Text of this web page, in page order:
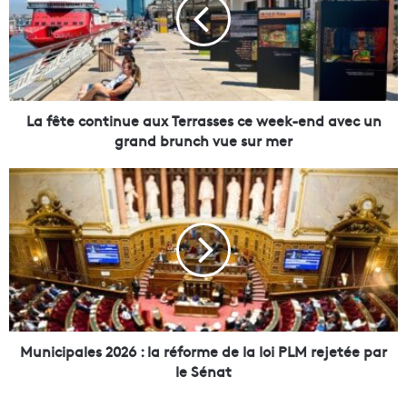
t
e
c
o
n
u
u
x
T
e
r
r
La fête continue aux Terrasses ce week-end avec un
grand brunch vue sur mer
M
i
c
i
p
a
l
Municipales 2026 : la réforme de la loi PLM rejetée par
le Sénat